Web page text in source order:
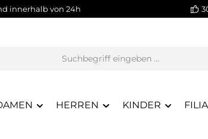
innerhalb von 24h
HERREN KINDER